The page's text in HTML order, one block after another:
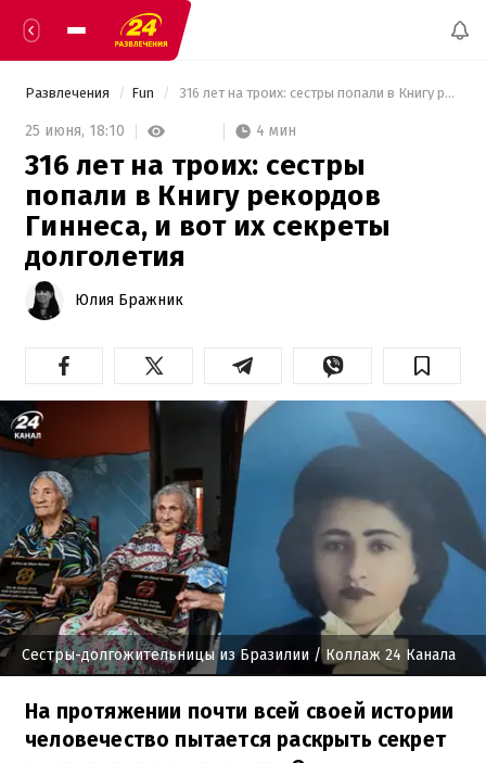
Развлечения Fun 316 лет на троих: сестры попали в Книгу рекордов Гиннеса, и вот их секреты долголетия
25 июня, 18:10 4 мин
316 лет на троих: сестры
попали в Книгу рекордов
Гиннеса, и вот их секреты
долголетия
Юлия Бражник
Сестры-долгожительницы из Бразилии / Коллаж 24 Канала
На протяжении почти всей своей истории
человечество пытается раскрыть секрет